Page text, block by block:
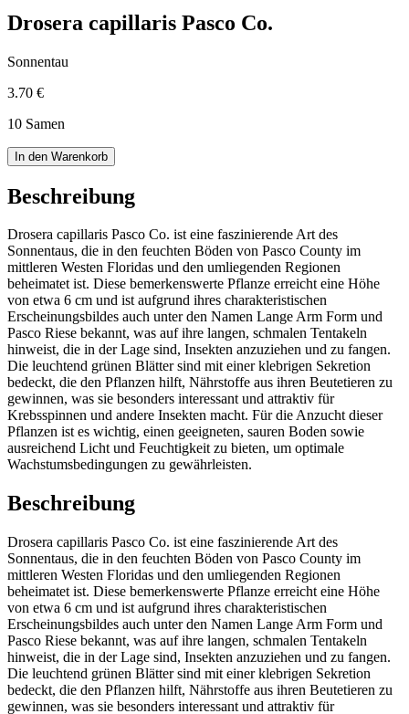
Drosera capillaris Pasco Co.
Sonnentau
3.70 €
10 Samen
In den Warenkorb
Beschreibung
Drosera capillaris Pasco Co. ist eine faszinierende Art des
Sonnentaus, die in den feuchten Böden von Pasco County im
mittleren Westen Floridas und den umliegenden Regionen
beheimatet ist. Diese bemerkenswerte Pflanze erreicht eine Höhe
von etwa 6 cm und ist aufgrund ihres charakteristischen
Erscheinungsbildes auch unter den Namen Lange Arm Form und
Pasco Riese bekannt, was auf ihre langen, schmalen Tentakeln
hinweist, die in der Lage sind, Insekten anzuziehen und zu fangen.
Die leuchtend grünen Blätter sind mit einer klebrigen Sekretion
bedeckt, die den Pflanzen hilft, Nährstoffe aus ihren Beutetieren zu
gewinnen, was sie besonders interessant und attraktiv für
Krebsspinnen und andere Insekten macht. Für die Anzucht dieser
Pflanzen ist es wichtig, einen geeigneten, sauren Boden sowie
ausreichend Licht und Feuchtigkeit zu bieten, um optimale
Wachstumsbedingungen zu gewährleisten.
Beschreibung
Drosera capillaris Pasco Co. ist eine faszinierende Art des
Sonnentaus, die in den feuchten Böden von Pasco County im
mittleren Westen Floridas und den umliegenden Regionen
beheimatet ist. Diese bemerkenswerte Pflanze erreicht eine Höhe
von etwa 6 cm und ist aufgrund ihres charakteristischen
Erscheinungsbildes auch unter den Namen Lange Arm Form und
Pasco Riese bekannt, was auf ihre langen, schmalen Tentakeln
hinweist, die in der Lage sind, Insekten anzuziehen und zu fangen.
Die leuchtend grünen Blätter sind mit einer klebrigen Sekretion
bedeckt, die den Pflanzen hilft, Nährstoffe aus ihren Beutetieren zu
gewinnen, was sie besonders interessant und attraktiv für